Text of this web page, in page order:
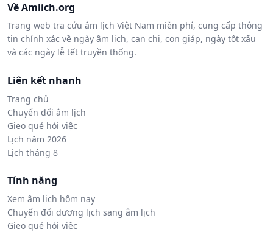
Về Amlich.org
Trang web tra cứu âm lịch Việt Nam miễn phí, cung cấp thông
tin chính xác về ngày âm lịch, can chi, con giáp, ngày tốt xấu
và các ngày lễ tết truyền thống.
Liên kết nhanh
Trang chủ
Chuyển đổi âm lịch
Gieo quẻ hỏi việc
Lịch năm 2026
Lịch tháng 8
Tính năng
Xem âm lịch hôm nay
Chuyển đổi dương lịch sang âm lịch
Gieo quẻ hỏi việc